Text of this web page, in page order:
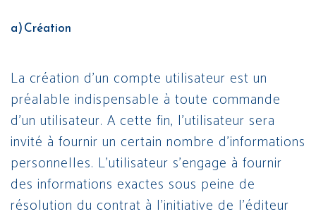
a) Création
La création d’un compte utilisateur est un
préalable indispensable à toute commande
d’un utilisateur. A cette fin, l’utilisateur sera
invité à fournir un certain nombre d’informations
personnelles. L’utilisateur s’engage à fournir
des informations exactes sous peine de
résolution du contrat à l’initiative de l’éditeur